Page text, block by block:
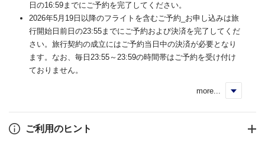
日の16:59までにご予約を完了してください。
2026年5月19日以降のフライトを含むご予約_お申し込みは旅
行開始日前日の23:55までにご予約および決済を完了してくだ
さい。旅行契約の成立にはご予約当日中の決済が必要となり
ます。なお、毎日23:55～23:59の時間帯はご予約を受け付け
ておりません。
more...
ご利用のヒント